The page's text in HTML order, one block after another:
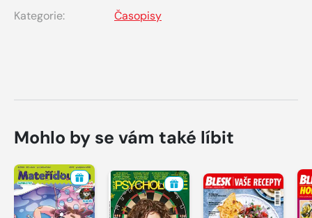
Kategorie:
Časopisy
Mohlo by se vám také líbit